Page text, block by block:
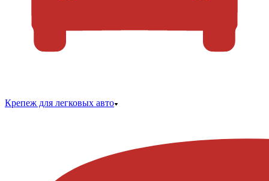
Крепеж для легковых авто